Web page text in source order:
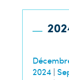
2024|